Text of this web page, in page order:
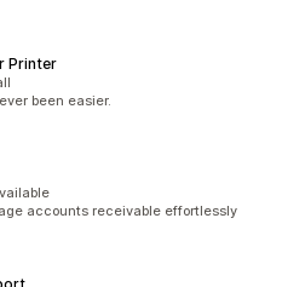
Printer
been easier.
accounts receivable effortlessly